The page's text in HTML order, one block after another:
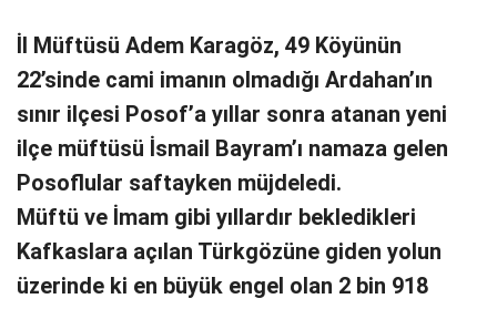
İl Müftüsü Adem Karagöz, 49 Köyünün
22’sinde cami imanın olmadığı Ardahan’ın
sınır ilçesi Posof’a yıllar sonra atanan yeni
ilçe müftüsü İsmail Bayram’ı namaza gelen
Posoflular saftayken müjdeledi.
Müftü ve İmam gibi yıllardır bekledikleri
Kafkaslara açılan Türkgözüne giden yolun
üzerinde ki en büyük engel olan 2 bin 918